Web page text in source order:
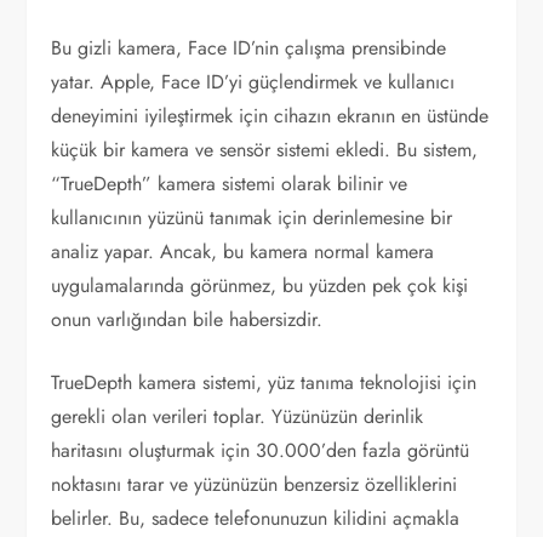
Bu gizli kamera, Face ID’nin çalışma prensibinde
yatar. Apple, Face ID’yi güçlendirmek ve kullanıcı
deneyimini iyileştirmek için cihazın ekranın en üstünde
küçük bir kamera ve sensör sistemi ekledi. Bu sistem,
“TrueDepth” kamera sistemi olarak bilinir ve
kullanıcının yüzünü tanımak için derinlemesine bir
analiz yapar. Ancak, bu kamera normal kamera
uygulamalarında görünmez, bu yüzden pek çok kişi
onun varlığından bile habersizdir.
TrueDepth kamera sistemi, yüz tanıma teknolojisi için
gerekli olan verileri toplar. Yüzünüzün derinlik
haritasını oluşturmak için 30.000’den fazla görüntü
noktasını tarar ve yüzünüzün benzersiz özelliklerini
belirler. Bu, sadece telefonunuzun kilidini açmakla